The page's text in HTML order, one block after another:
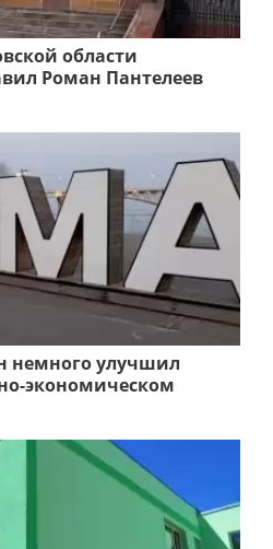
области
Роман Пантелеев
немного улучшил
экономическом